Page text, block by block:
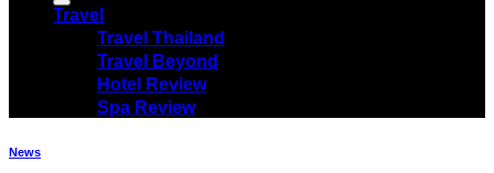
Travel
Travel Thailand
Travel Beyond
Hotel Review
Spa Review
News